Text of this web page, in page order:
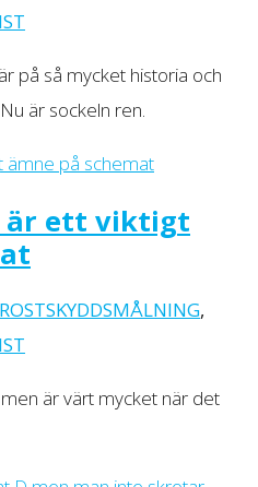
på så mycket historia och
är sockeln ren.
är ett viktigt
ROSTSKYDDSMÅLNING,
är värt mycket när det